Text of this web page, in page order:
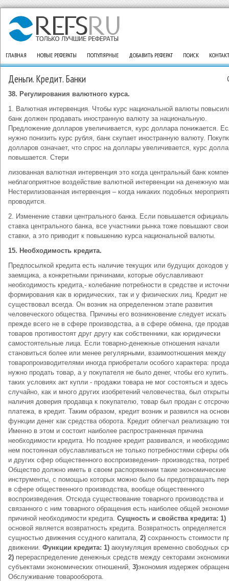
ГЛАВНАЯ НОВЫЕ РЕФЕРАТЫ ПОПУЛЯРНЫЕ ДОБАВИТЬ РЕФЕРАТ ПОИСК
Деньги. Кредит. Банки
38. Регулирования валютного курса.
1. Валютная интервенция. Чтобы курс национальной валюты
банк должен продавать иностранную валюту за национальную.
Предложение долларов увеличивается, курс доллара понижается.
нужно понизить курс рубля, банк скупает иностранную валюту.
долларов означает, что спрос на доллары увеличивается, курс
повышается. Стери
лизованная валютная интервенция это когда центральный банк
неблагоприятное воздействие валютной интервенции на денежную
Нестерилизованная интервенция – когда никаких подобных
проводится.
2. Изменение ставки центрального банка. Если повышается
ставка центрального банка, все участники рынка тоже повышают свои
ставки, а это приводит к повышению курса национальной валюты.
15. Необходимость кредита.
Предпосылкой кредита есть наличие текущих или будущих доходов у
заемщика, а конкретными причинами, которые обуславливают
необходимость кредита,- колебание потребности в средстве и
формирования как в юридических, так и у физических лиц. Кредит не
существовал всегда. Он возник на определенном этапе развития
человеческого общества. Причины его возникновение следует искать
прежде всего не в сфере производства, а в сфере обмена, где
товаров противостоят друг другу как собственники, как юридически
самостоятельные лица. Если товарно-денежные отношения начали
становиться более или менее регулярными, взаимоотношения между
товаропроизводителями иногда приобретали особого характера:
нужно продать товар, а у покупателя не было денег, чтобы его
таких условиях акт купли - продажи товара не мог состояться и здесь
случайно, как и много других изобретений человечества, был
наличия доверия продавца к покупателю, товар был продан с
платежа, в кредит. Таким образом, кредит возник и развился на
функции денег как средства оборота. Кредит облегчал реализацию
Именно в этом и состоит наиболее распространенная причина
необходимости кредита. Но позднее кредит развивался, и
нем постоянная обуславливаться не только потребностями сферы
и других сфер общественного воспроизведения- производства,
Общество должно иметь в своем распоряжении такие экономические
инструменты, с помощью которых можно было бы предотвращать
в сфере общественного производства, вообще общественного
воспроизведения. Отсюда существование товарного производства и
связанного с ним товарного обращения есть наиболее общей
причиной необходимости кредита. Сущность и свойства кредита: 1)
основой является возвратность кредита. Возвратность определяется
сущностью движения ссудного капитала, 2) сохранность стоимости
движении. Функции кредита: 1) аккумуляция временно свободных
2) перераспределение денежных средств между секторами
субъектами экономических отношений, 3)экономия издержек
Обслуживание товарооборота.